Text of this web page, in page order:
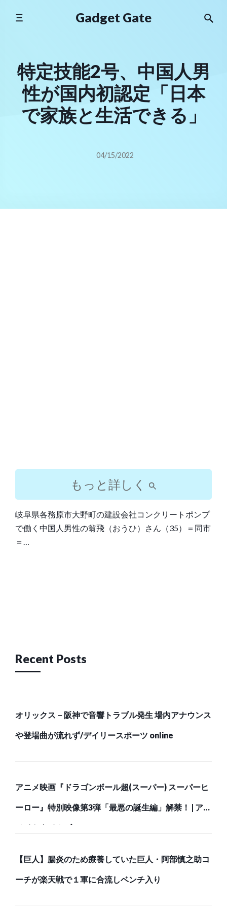
Gadget Gate
特定技能2号、中国人男
性が国内初認定「日本
で家族と生活できる」
04/15/2022
もっと詳しく
岐阜県各務原市大野町の建設会社コンクリートポンプ
で働く中国人男性の翁飛（おうひ）さん（35）＝同市
＝…
Recent Posts
オリックス－阪神で音響トラブル発生 場内アナウンス
や登場曲が流れず/デイリースポーツ online
アニメ映画『ドラゴンボール超(スーパー) スーパーヒ
ーロー』特別映像第3弾「最悪の誕生編」解禁！ | アニ
メイトタイムズ
【巨人】腸炎のため療養していた巨人・阿部慎之助コ
ーチが楽天戦で１軍に合流しベンチ入り